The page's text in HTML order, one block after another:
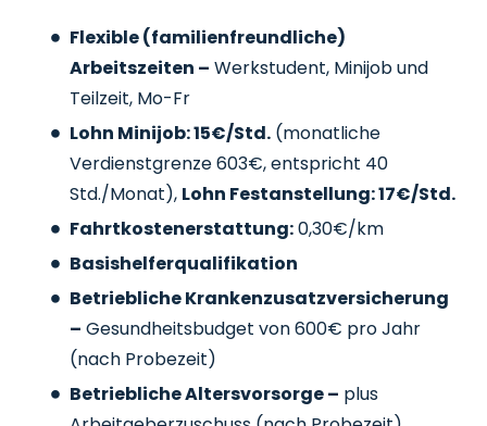
Flexible (familienfreundliche)
Arbeitszeiten – Werkstudent, Minijob und
Teilzeit, Mo-Fr
Lohn Minijob: 15€/Std. (monatliche
Verdienstgrenze 603€, entspricht 40
Std./Monat), Lohn Festanstellung: 17€/Std.
Fahrtkostenerstattung:0,30€/km
Basishelferqualifikation
Betriebliche Krankenzusatzversicherung
– Gesundheitsbudget von 600€ pro Jahr
(nach Probezeit)
Betriebliche Altersvorsorge – plus